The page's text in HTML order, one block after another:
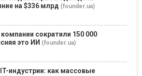
на $336 млрд (founder.ua)
сократили 150 000
это ИИ (founder.ua)
индустрии: как массовые